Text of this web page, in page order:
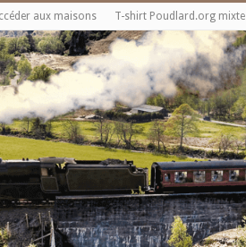
aux maisons T-shirt Poudlard.org mixte